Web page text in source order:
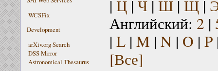
WCSFix
Development
arXiv.org Search
DSS Mirror
Astronomical Thesaurus
| Ц| Ч| Ш| Щ|
Английский: 2 |
| L| M | N | O | P
[Все]